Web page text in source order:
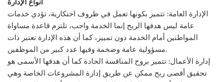
أنواع الإدارة
الإدارة العامة: تتميز بكونها تعمل في ظروف احتكارية، تؤدي خدمات
عامة ليس هدفها الربح إنما الخدمة واجب، تلتزم قاعدة مساواة
المواطنين أمام الخدمة دون تمييز، كما أن هذه الإدارة تعتبر ذات
مسؤولية عامة وضخمة وفيها عدد كبير من الموظفين.
إدارة الأعمال: تتميز بروح المنافسة الحادة كما أن هدفها الأسمى هو
تحقيق أقصى ربح ممكن عن طريق إدارة المشروعات الخاصة وهي